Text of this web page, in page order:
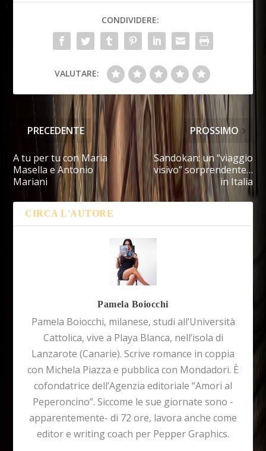
CONDIVIDERE:
VALUTARE:
PRECEDENTE
A tu per tu con Maria
Masella e Antonio
Mariani
PROSSIMO
Sandokan: un “viaggio
visivo” sorprendente…
in Italia
CIRCA L'AUTORE
Pamela Boiocchi
Pamela Boiocchi, milanese, studi all’Università
Cattolica, vive a Playa Blanca, nell’isola di
Lanzarote (Canarie). Scrive romance in coppia
con Michela Piazza e pubblica con Mondadori. È
cofondatrice dell’Agenzia editoriale “Amori al
Peperoncino”. Siccome le sue giornate sono -
apparentemente- di 72 ore, lavora anche come
editor e writing coach per Pepper Graphics.